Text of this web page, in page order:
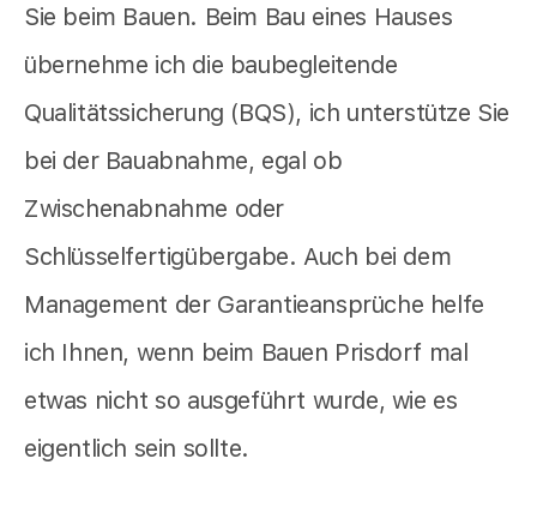
Sie beim Bauen. Beim Bau eines Hauses
übernehme ich die baubegleitende
Qualitätssicherung (BQS), ich unterstütze Sie
bei der Bauabnahme, egal ob
Zwischenabnahme oder
Schlüsselfertigübergabe. Auch bei dem
Management der Garantieansprüche helfe
ich Ihnen, wenn beim Bauen Prisdorf mal
etwas nicht so ausgeführt wurde, wie es
eigentlich sein sollte.